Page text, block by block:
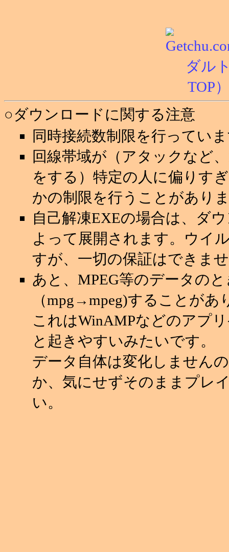
○ダウンロードに関する注意
同時接続数制限を行ってい
回線帯域が（アタックなど
をする）特定の人に偏りす
かの制限を行うことがあり
自己解凍EXEの場合は、ダ
よって展開されます。ウイ
すが、一切の保証はできま
あと、MPEG等のデータの
（mpg→mpeg)することがあ
これはWinAMPなどのアプ
と起きやすいみたいです。
データ自体は変化しません
か、気にせずそのままプレ
い。